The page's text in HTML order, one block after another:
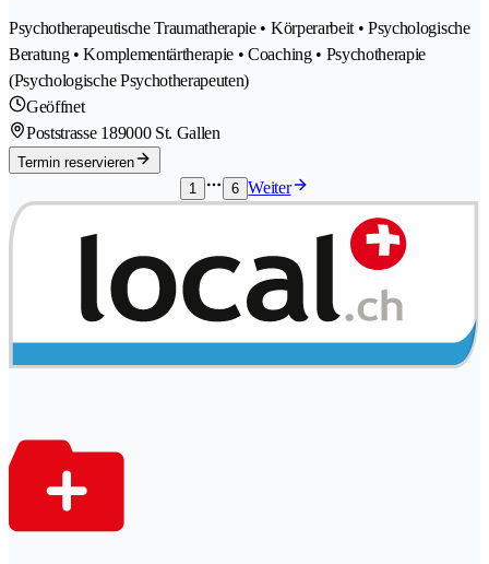
Psychotherapeutische Traumatherapie • Körperarbeit • Psychologische
Beratung • Komplementärtherapie • Coaching • Psychotherapie
(Psychologische Psychotherapeuten)
Geöffnet
Poststrasse 189000 St. Gallen
Termin reservieren
1
6 Weiter